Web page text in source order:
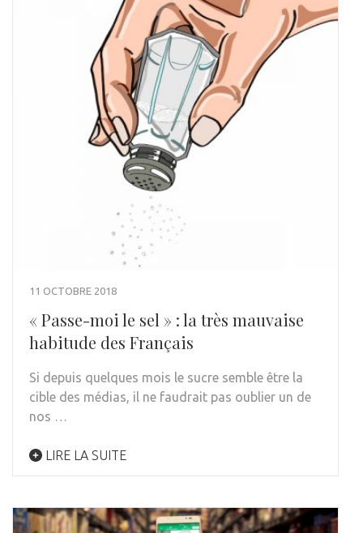
11 OCTOBRE 2018
« Passe-moi le sel » : la très mauvaise
habitude des Français
Si depuis quelques mois le sucre semble être la
cible des médias, il ne faudrait pas oublier un de
nos …
LIRE LA SUITE